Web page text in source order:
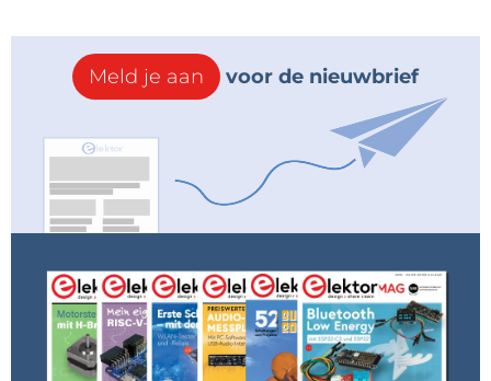
Meld je aan voor de nieuwbrief